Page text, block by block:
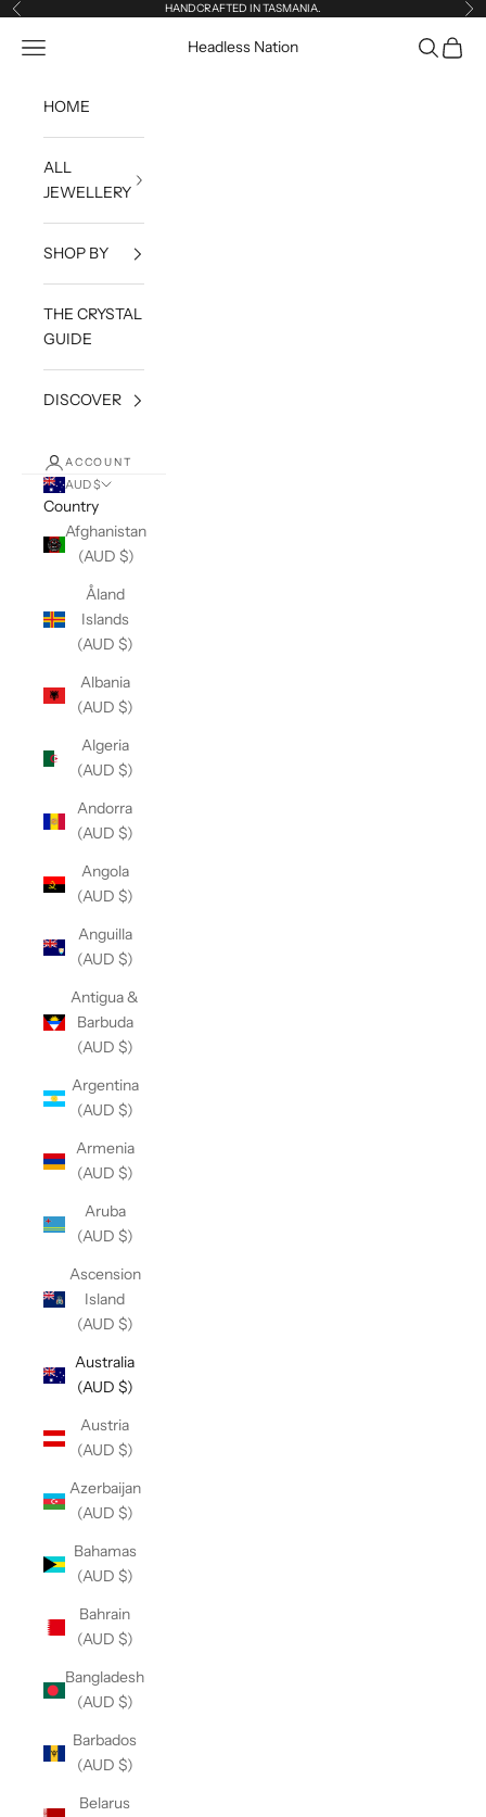
Skip to content
Previous HANDCRAFTED IN TASMANIA.
Headless Nation
Open navigation menu OpenOpen
HOME
ALL
JEWELLERY
SHOP BY
THE CRYSTAL
GUIDE
DISCOVER
ACCOUNT
AUD $
Country
Afghanistan
(AUD $)
Åland
Islands
(AUD $)
Albania
(AUD $)
Algeria
(AUD $)
Andorra
(AUD $)
Angola
(AUD $)
Anguilla
(AUD $)
Antigua &
Barbuda
(AUD $)
Argentina
(AUD $)
Armenia
(AUD $)
Aruba
(AUD $)
Ascension
Island
(AUD $)
Australia
(AUD $)
Austria
(AUD $)
Azerbaijan
(AUD $)
Bahamas
(AUD $)
Bahrain
(AUD $)
Bangladesh
(AUD $)
Barbados
(AUD $)
Belarus